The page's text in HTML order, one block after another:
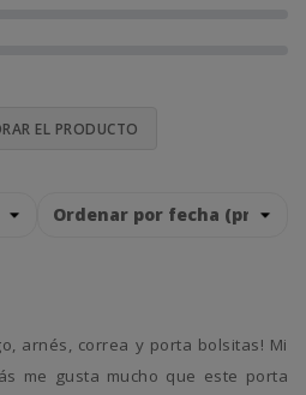
EL PRODUCTO
me gusta mucho que este porta